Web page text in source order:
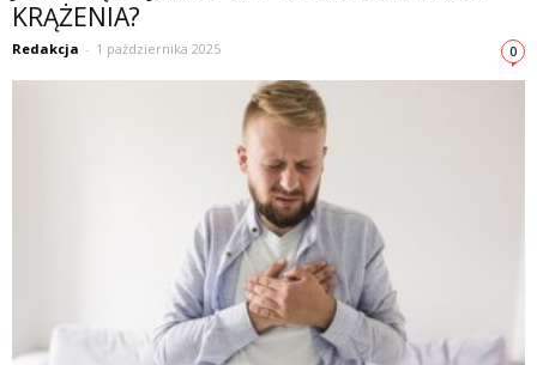
KRĄŻENIA?
Redakcja - 1 października 2025 0